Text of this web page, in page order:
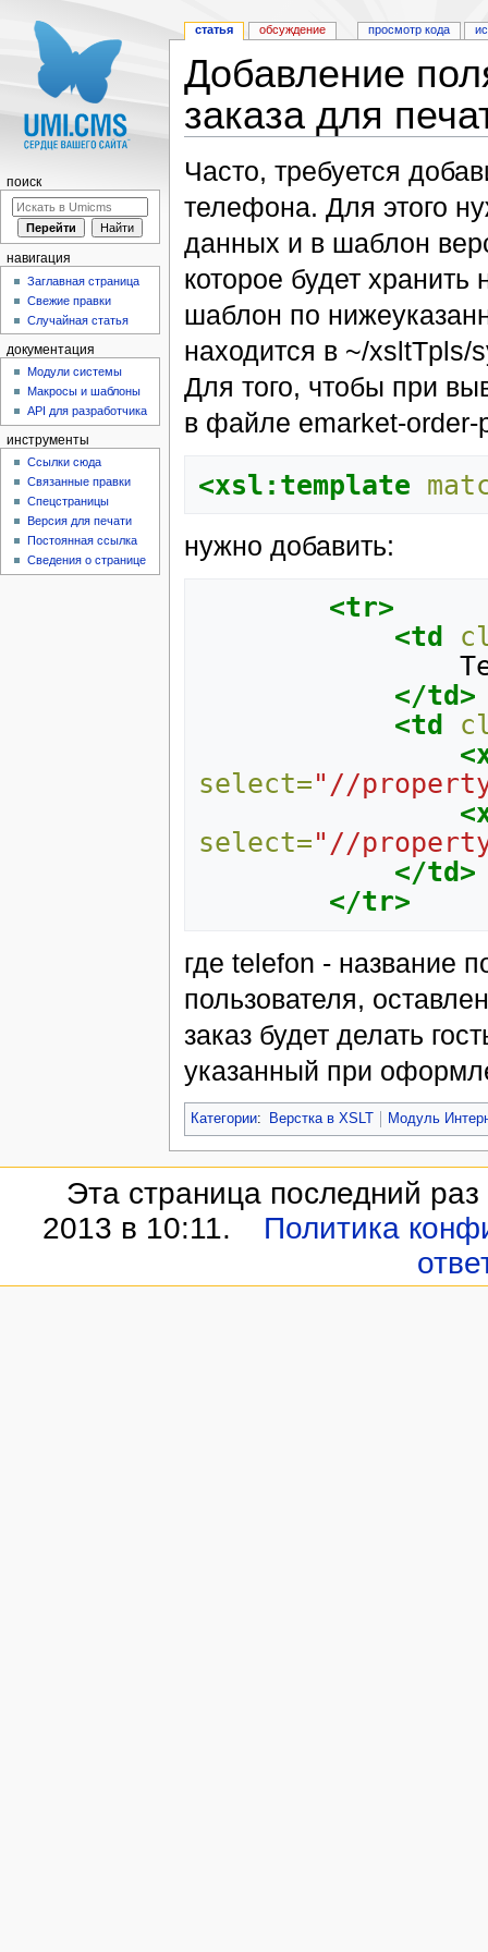
Добавление
заказа для
Часто, требуется
телефона. Для этого
данных и в шаблон
которое будет
шаблон по
находится в ~/
Для того, чтобы при
в файле emarket-order-
<xsl:template
нужно добавить:
<tr>
<td
</td>
<td
select="//
select="//
</td>
</tr>
где telefon - название
пользователя,
заказ будет делать
указанный при
Категории: Верстка в XSLT Модуль
статья обсуждение просмотр кода
поиск
навигация
Заглавная страница
Свежие правки
Случайная статья
документация
Модули системы
Макросы и шаблоны
API для разработчика
инструменты
Ссылки сюда
Связанные правки
Спецстраницы
Версия для печати
Постоянная ссылка
Сведения о странице
Эта страница последний
2013 в 10:11.
Политика